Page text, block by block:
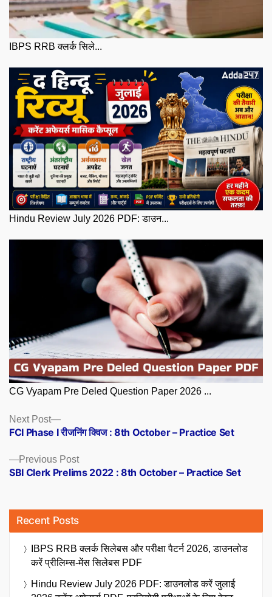
IBPS RRB क्लर्क सिले...
Hindu Review July 2026 PDF: डाउन...
CG Vyapam Pre Deled Question Paper 2026 ...
Posts
navigation
Previous PostPrevious
post:
SBI Clerk Prelims 2022 : 8th October – Practice Set
Next Post
Next
post:
FCI Phase I रीजनिंग क्विज : 8th October – Practice Set
Recent Posts
IBPS RRB क्लर्क सिलेबस और परीक्षा पैटर्न 2026, डाउनलोड
करें प्रीलिम्स-मेंस सिलेबस PDF
Hindu Review July 2026 PDF: डाउनलोड करें जुलाई